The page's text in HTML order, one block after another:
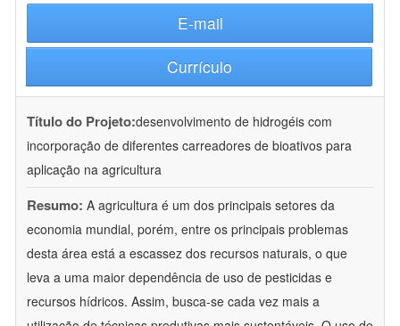
E-mail
Currículo
Título do Projeto:desenvolvimento de hidrogéis com
incorporação de diferentes carreadores de bioativos para
aplicação na agricultura
Resumo: A agricultura é um dos principais setores da
economia mundial, porém, entre os principais problemas
desta área está a escassez dos recursos naturais, o que
leva a uma maior dependência de uso de pesticidas e
recursos hídricos. Assim, busca-se cada vez mais a